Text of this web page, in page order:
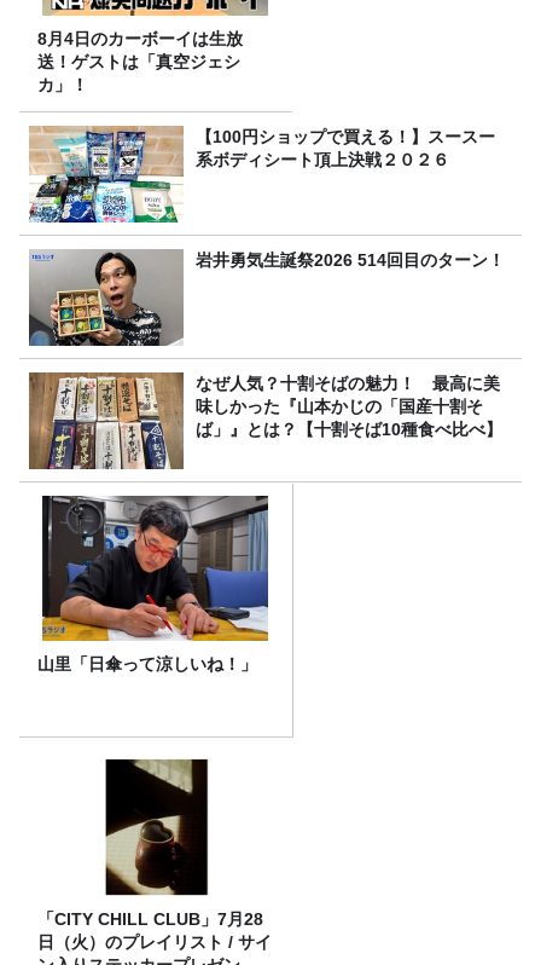
8月4日のカーボーイは生放
送！ゲストは「真空ジェシ
カ」！
【100円ショップで買える！】スースー
系ボディシート頂上決戦２０２６
岩井勇気生誕祭2026 514回目のターン！
なぜ人気？十割そばの魅力！ 最高に美
味しかった『山本かじの「国産十割そ
ば」』とは？【十割そば10種食べ比べ】
山里「日傘って涼しいね！」
「CITY CHILL CLUB」7月28
日（火）のプレイリスト / サイ